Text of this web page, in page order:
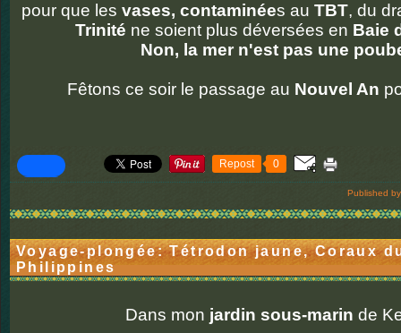
pour que les vases, contaminées au TBT, du
Trinité ne soient plus déversées en Baie
Non, la mer n'est pas une
Fêtons ce soir le passage au Nouvel An
Repost 0
Published
Voyage-plongée: Tétrodon jaune, Coraux
Philippines
Dans mon jardin sous-marin de